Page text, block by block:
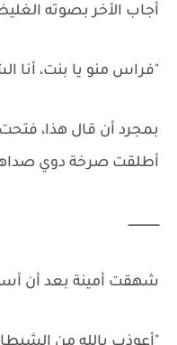
أجاب الأخر بصوته
"فراس منو يا بنت، أنا
بمجرد أن قال هذا، فتحت
أطلقت صرخة دوي صداها
ـــــــــــــــــ
شهقت أمينة بعد أن